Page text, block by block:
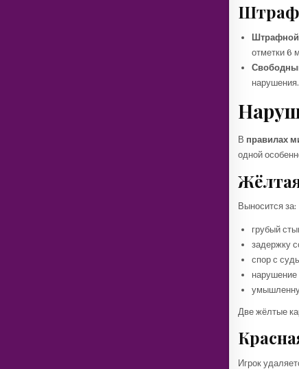
Штрафной
отметки 6
В правилах
одной
Выносится за:
грубый
задержку
спор с
Две жёлтые
Игрок